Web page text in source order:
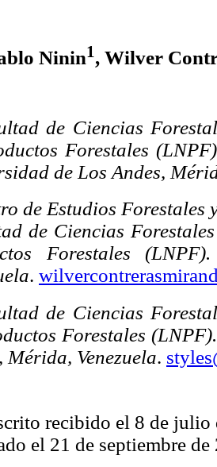
Ninin1, Wilver
de Ciencias
Forestales
de Los Andes,
de Estudios Forestales
de Ciencias
Forestales
.
de Ciencias
Forestales
Mérida, Venezuela.
recibido el 8 de julio
el 21 de septiembre de